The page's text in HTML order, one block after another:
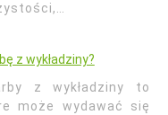
z wykładziny?
z wykładziny to
może wydawać się